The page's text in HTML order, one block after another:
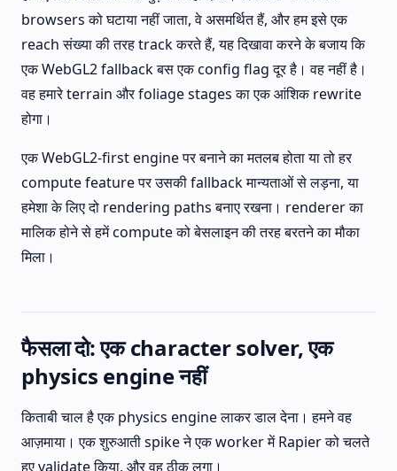
browsers को घटाया नहीं जाता, वे असमर्थित हैं, और हम इसे एक
reach संख्या की तरह track करते हैं, यह दिखावा करने के बजाय कि
एक WebGL2 fallback बस एक config flag दूर है। वह नहीं है।
वह हमारे terrain और foliage stages का एक आंशिक rewrite
होगा।
एक WebGL2-first engine पर बनाने का मतलब होता या तो हर
compute feature पर उसकी fallback मान्यताओं से लड़ना, या
हमेशा के लिए दो rendering paths बनाए रखना। renderer का
मालिक होने से हमें compute को बेसलाइन की तरह बरतने का मौका
मिला।
फैसला दो: एक character solver, एक
physics engine नहीं
किताबी चाल है एक physics engine लाकर डाल देना। हमने वह
आज़माया। एक शुरुआती spike ने एक worker में Rapier को चलते
हुए validate किया, और वह ठीक लगा।